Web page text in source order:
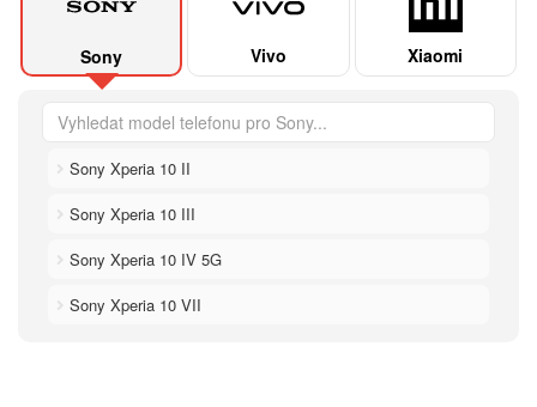
Sony Vivo Xiaomi
Sony Xperia 10 II
Sony Xperia 10 III
Sony Xperia 10 IV 5G
Sony Xperia 10 VII